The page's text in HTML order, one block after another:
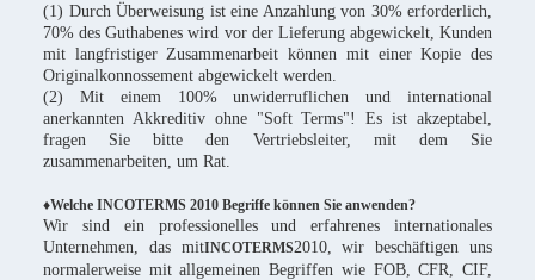
(1) Durch Überweisung ist eine Anzahlung von 30% erforderlich,
70% des Guthabenes wird vor der Lieferung abgewickelt, Kunden
mit langfristiger Zusammenarbeit können mit einer Kopie des
Originalkonnossement abgewickelt werden.
(2) Mit einem 100% unwiderruflichen und international
anerkannten Akkreditiv ohne "Soft Terms"! Es ist akzeptabel,
fragen Sie bitte den Vertriebsleiter, mit dem Sie
zusammenarbeiten, um Rat.
♦Welche INCOTERMS 2010 Begriffe können Sie anwenden?
Wir sind ein professionelles und erfahrenes internationales
Unternehmen, das mitINCOTERMS2010, wir beschäftigen uns
normalerweise mit allgemeinen Begriffen wie FOB, CFR, CIF,